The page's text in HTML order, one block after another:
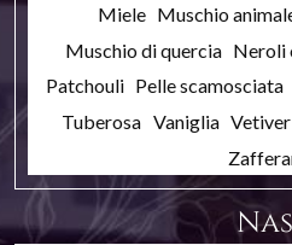
Miele Muschio
Muschio di quercia Neroli
Patchouli Pelle scamosciata
Tuberosa Vaniglia Vetiver